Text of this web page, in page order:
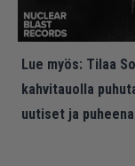
Lue myös: Tilaa
kahvitauolla
uutiset ja